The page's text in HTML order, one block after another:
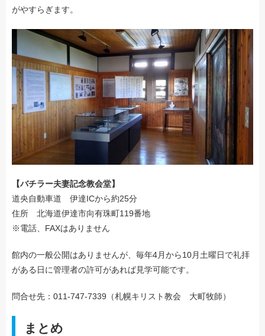
がやすらぎます。
【バチラー夫妻記念教会堂】
道央自動車道 伊達ICから約25分
住所 北海道伊達市向有珠町119番地
※電話、FAXはありません
館内の一般公開はありませんが、毎年4月から10月土曜日で礼拝
がある日に管理者の許可があれば見学可能です。
問合せ先：011-747-7339（札幌キリスト教会 大町牧師）
まとめ